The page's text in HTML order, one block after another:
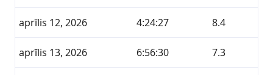
aprīlis 12, 2026 4:24:27 8.4
aprīlis 13, 2026 6:56:30 7.3